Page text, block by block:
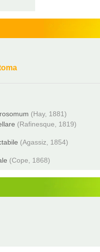
(Hay, 1881)
(Rafinesque, 1819)
(Agassiz, 1854)
(Cope, 1868)